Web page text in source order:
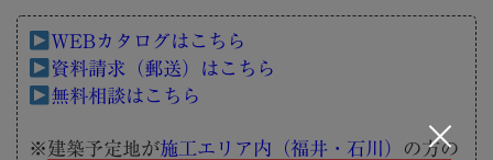
WEBカタログはこちら
資料請求（郵送）はこちら
無料相談はこちら
※建築予定地が施工エリア内（福井・石川）
の方の
×